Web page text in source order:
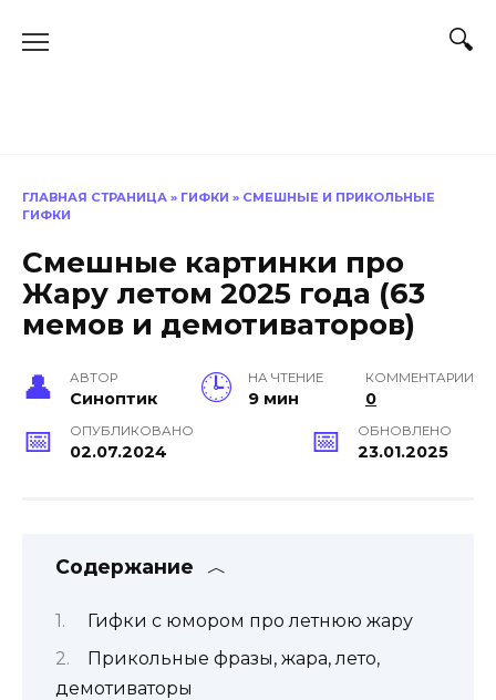
ГЛАВНАЯ СТРАНИЦА » ГИФКИ » СМЕШНЫЕ И ПРИКОЛЬНЫЕ
ГИФКИ
Смешные картинки про
Жару летом 2025 года (63
мемов и демотиваторов)
АВТОР
Синоптик
НА ЧТЕНИЕ
9 мин
КОММЕНТАРИИ
0
ОПУБЛИКОВАНО
02.07.2024
ОБНОВЛЕНО
23.01.2025
Содержание
Гифки с юмором про летнюю жару
Прикольные фразы, жара, лето,
демотиваторы